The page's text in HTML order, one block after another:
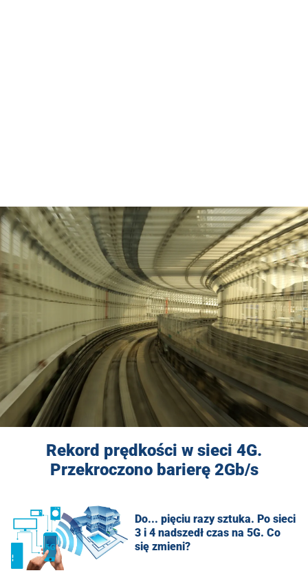
Rekord prędkości w sieci 4G.
Przekroczono barierę 2Gb/s
Do... pięciu razy sztuka. Po sieci
3 i 4 nadszedł czas na 5G. Co
się zmieni?